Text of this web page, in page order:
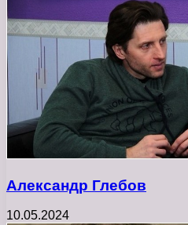
Александр Глебов
10.05.2024